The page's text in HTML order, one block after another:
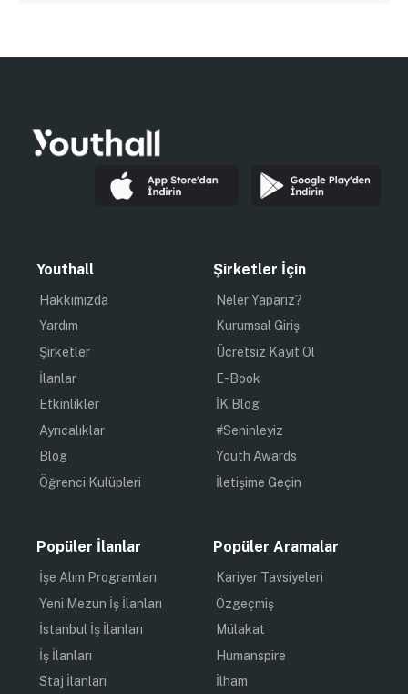
Youthall
Hakkımızda
Yardım
Şirketler
İlanlar
Etkinlikler
Ayrıcalıklar
Blog
Öğrenci Kulüpleri
Şirketler İçin
Neler Yaparız?
Kurumsal Giriş
Ücretsiz Kayıt Ol
E-Book
İK Blog
#Seninleyiz
Youth Awards
İletişime Geçin
Popüler İlanlar
İşe Alım Programları
Yeni Mezun İş İlanları
İstanbul İş İlanları
İş İlanları
Staj İlanları
Popüler Aramalar
Kariyer Tavsiyeleri
Özgeçmiş
Mülakat
Humanspire
İlham